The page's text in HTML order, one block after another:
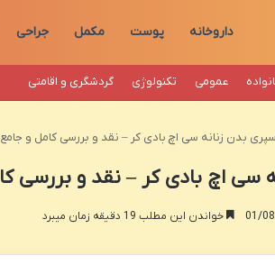
داروخانه پوست مکمل جراحی
عمومی تکنولوژی گردشگری و اقامتی
بدن زنانه سی اچ بادی کر – نقد و بررسی کامل و جامع
سی اچ بادی کر – نقد و بررسی
خواندن این مطلب 19 دقیقه زمان میبرد